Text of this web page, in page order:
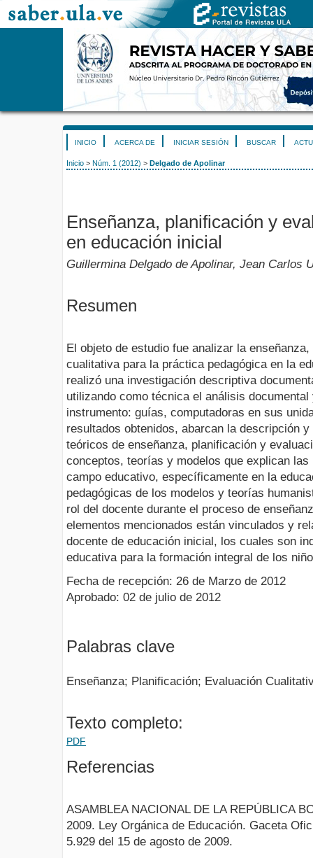
INICIO ACERCA DE INICIAR SESIÓN BUSCAR
Inicio > Núm. 1 (2012) > Delgado de Apolinar
Enseñanza, planificación y
en educación inicial
Guillermina Delgado de Apolinar, Jean Carlos
Resumen
El objeto de estudio fue analizar la
cualitativa para la práctica pedagógica en la
realizó una investigación descriptiva
utilizando como técnica el análisis
instrumento: guías, computadoras en sus
resultados obtenidos, abarcan la descripción
teóricos de enseñanza, planificación y
conceptos, teorías y modelos que explican
campo educativo, específicamente en la
pedagógicas de los modelos y teorías
rol del docente durante el proceso de
elementos mencionados están vinculados y
docente de educación inicial, los cuales son
educativa para la formación integral de los
Fecha de recepción: 26 de Marzo de 2012
Aprobado: 02 de julio de 2012
Palabras clave
Enseñanza; Planificación; Evaluación
Texto completo:
PDF
Referencias
ASAMBLEA NACIONAL DE LA REPÚBLICA
2009. Ley Orgánica de Educación. Gaceta
5.929 del 15 de agosto de 2009.